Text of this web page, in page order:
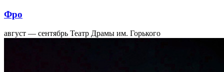
Фро
август — сентябрь Театр Драмы им. Горького